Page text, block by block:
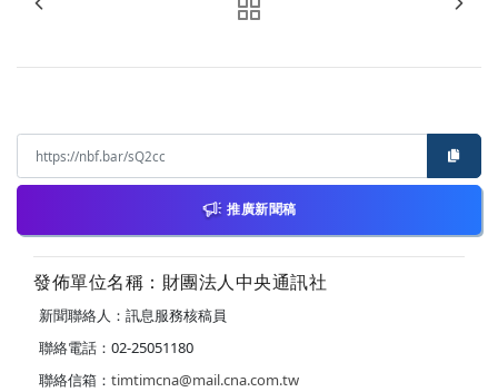
推廣新聞稿
發佈單位名稱：財團法人中央通訊社
新聞聯絡人：訊息服務核稿員
聯絡電話：02-25051180
聯絡信箱： timtimcna@mail.cna.com.tw